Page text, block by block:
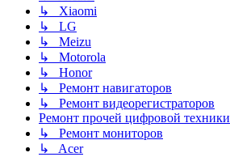
↳ Xiaomi
↳ LG
↳ Meizu
↳ Motorola
↳ Honor
↳ Ремонт навигаторов
↳ Ремонт видеорегистраторов
Ремонт прочей цифровой техники
↳ Ремонт мониторов
↳ Acer